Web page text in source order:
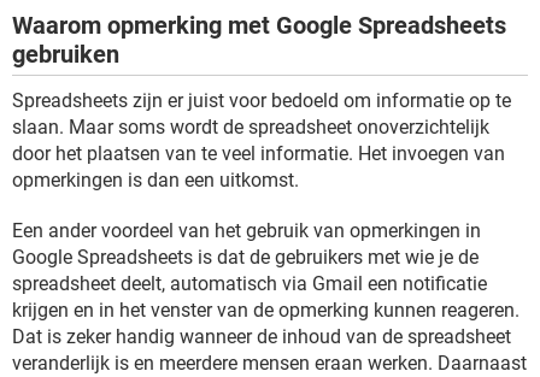
Waarom opmerking met Google Spreadsheets
gebruiken
Spreadsheets zijn er juist voor bedoeld om informatie op te
slaan. Maar soms wordt de spreadsheet onoverzichtelijk
door het plaatsen van te veel informatie. Het invoegen van
opmerkingen is dan een uitkomst.
Een ander voordeel van het gebruik van opmerkingen in
Google Spreadsheets is dat de gebruikers met wie je de
spreadsheet deelt, automatisch via Gmail een notificatie
krijgen en in het venster van de opmerking kunnen reageren.
Dat is zeker handig wanneer de inhoud van de spreadsheet
veranderlijk is en meerdere mensen eraan werken. Daarnaast